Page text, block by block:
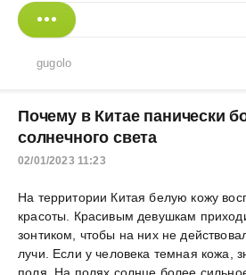
gugolo
Почему в Китае панически
солнечного света
02/01/2023 11:23
На территории Китая белую кожу
красоты. Красивым девушкам
зонтиком, чтобы на них не
лучи. Если у человека темная кожа,